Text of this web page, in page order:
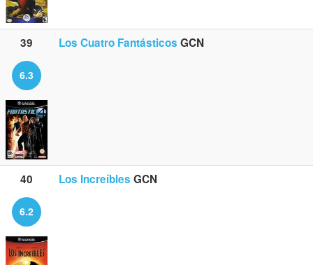
39 Los Cuatro Fantásticos GCN
6.3
40 Los Increíbles GCN
6.2